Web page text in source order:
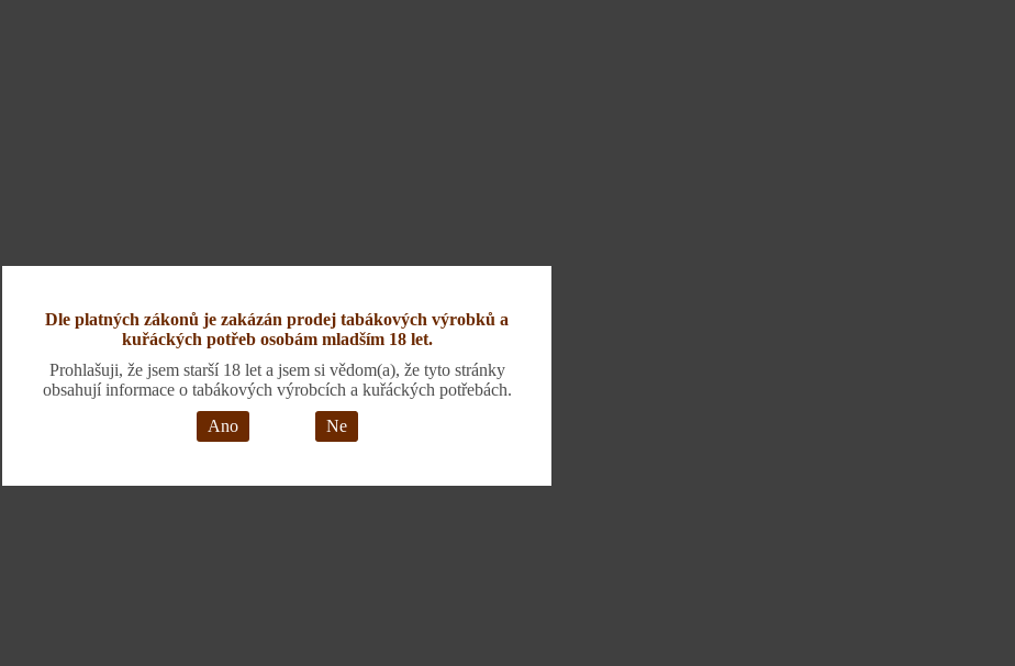
Dle platných zákonů je zakázán prodej tabákových výrobků a
kuřáckých potřeb osobám mladším 18 let.
Prohlašuji, že jsem starší 18 let a jsem si vědom(a), že tyto stránky
obsahují informace o tabákových výrobcích a kuřáckých potřebách.
Ano
Ne